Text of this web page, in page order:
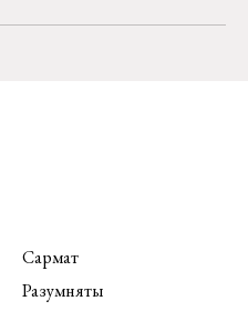
Сармат
Разумняты